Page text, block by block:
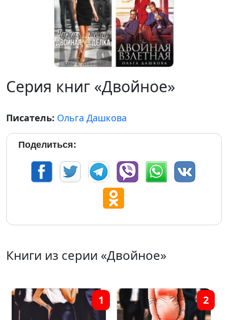
Серия книг «Двойное»
Писатель: Ольга Дашкова
Поделиться:
Книги из серии «Двойное»
1 2